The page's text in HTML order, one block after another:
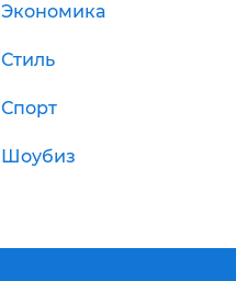
Экономика
Стиль
Спорт
Шоубиз